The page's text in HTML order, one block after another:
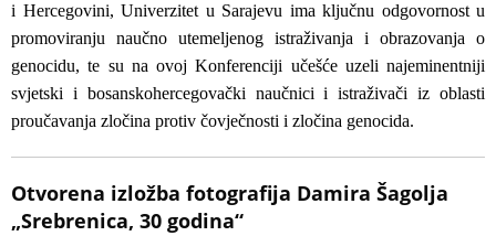
i Hercegovini, Univerzitet u Sarajevu ima ključnu odgovornost u
promoviranju naučno utemeljenog istraživanja i obrazovanja o
genocidu, te su na ovoj Konferenciji učešće uzeli najeminentniji
svjetski i bosanskohercegovački naučnici i istraživači iz oblasti
proučavanja zločina protiv čovječnosti i zločina genocida.
Otvorena izložba fotografija Damira Šagolja
„Srebrenica, 30 godina“